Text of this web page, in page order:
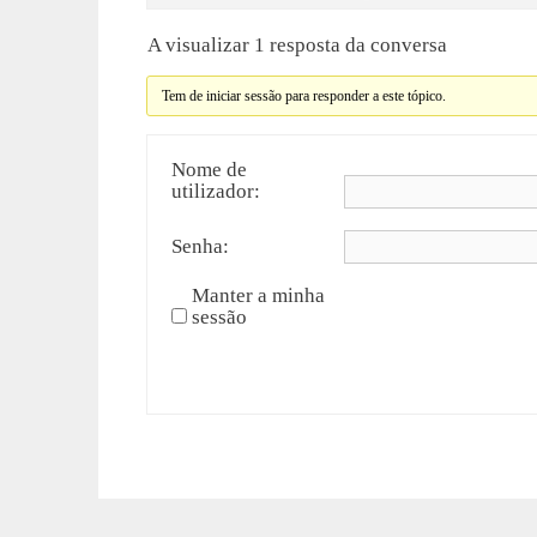
A visualizar 1 resposta da conversa
Tem de iniciar sessão para responder a este tópico.
Nome de
utilizador:
Senha:
Manter a minha
sessão